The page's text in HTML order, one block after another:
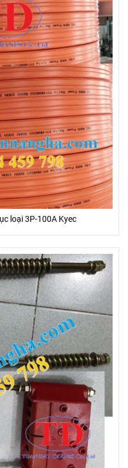
loại 3P-100A Kyec